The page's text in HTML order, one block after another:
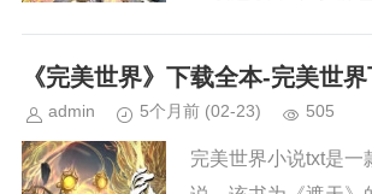
续关注本站，新章节
时间更新。小说简介
《完美世界》下载全本-完美世
admin 5个月前 (02-23) 505
完美世界小说txt是一